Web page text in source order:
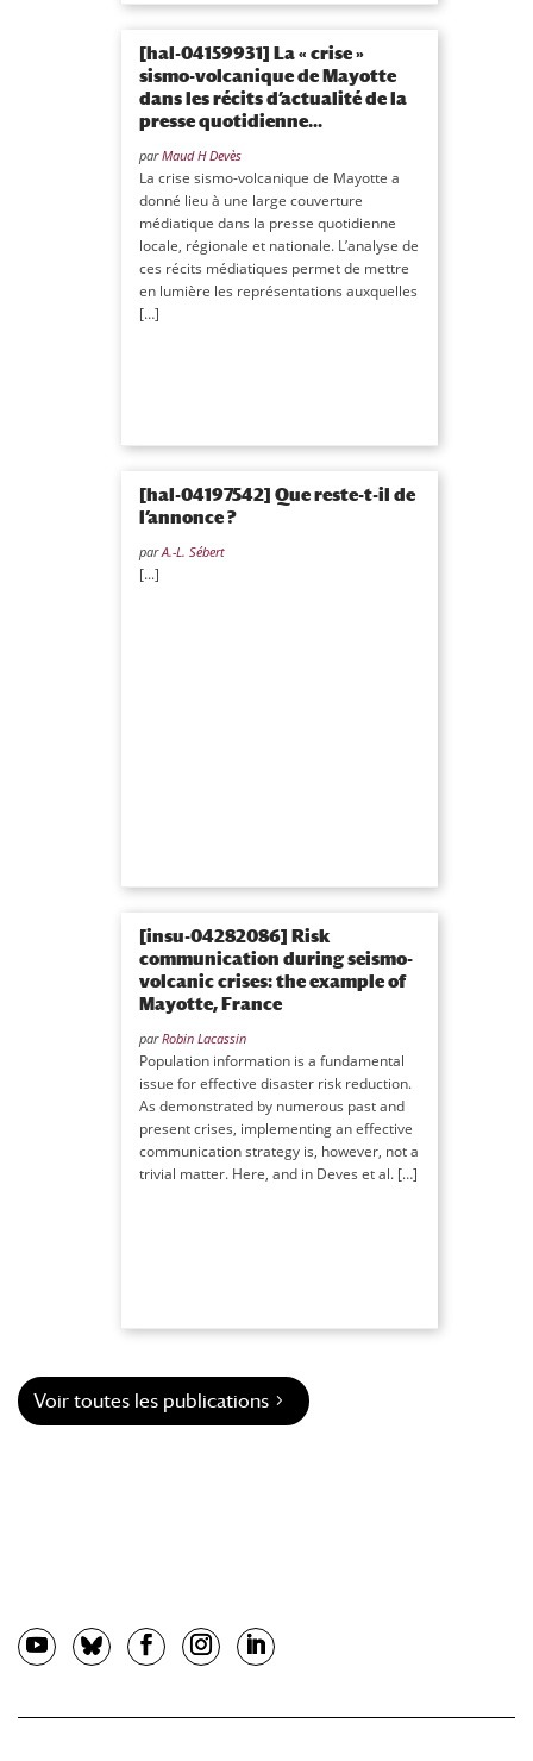
[hal-04159931] La « crise »
sismo-volcanique de Mayotte
dans les récits d’actualité de la
presse quotidienne...
parMaud H Devès
La crise sismo-volcanique de Mayotte a
donné lieu à une large couverture
médiatique dans la presse quotidienne
locale, régionale et nationale. L’analyse de
ces récits médiatiques permet de mettre
en lumière les représentations auxquelles
[…]
[hal-04197542] Que reste-t-il de
l’annonce ?
parA.-L. Sébert
[...]
[insu-04282086] Risk
communication during seismo-
volcanic crises: the example of
Mayotte, France
parRobin Lacassin
Population information is a fundamental
issue for effective disaster risk reduction.
As demonstrated by numerous past and
present crises, implementing an effective
communication strategy is, however, not a
trivial matter. Here, and in Deves et al. […]
Voir toutes les publications